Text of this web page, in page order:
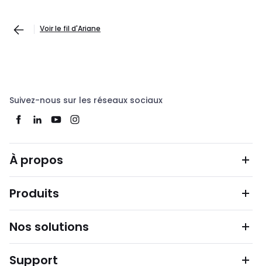
Voir le fil d'Ariane
Suivez-nous sur les réseaux sociaux
À propos
Produits
Nos solutions
Support